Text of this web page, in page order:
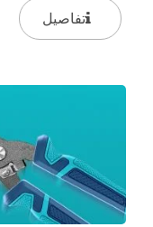
تفاصيل